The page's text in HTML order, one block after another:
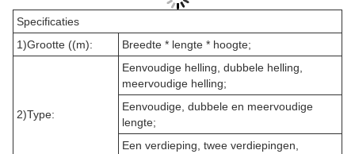
Specificaties
1)Grootte ((m):
Breedte * lengte * hoogte;
2)Type:
Eenvoudige helling, dubbele helling,
meervoudige helling;
Eenvoudige, dubbele en meervoudige
lengte;
Een verdieping, twee verdiepingen,